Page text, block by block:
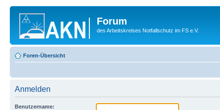
Forum
des Arbeitskreises Notfallschutz im FS e.V.
Foren-Übersicht
Anmelden
Benutzername: